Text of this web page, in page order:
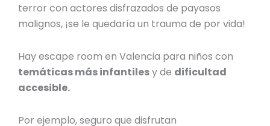
terror con actores disfrazados de payasos
malignos, ¡se le quedaría un trauma de por vida!
Hayescape room en Valencia para niños con
temáticas más infantilesy de dificultad
accesible.
Por ejemplo, seguro que disfrutan